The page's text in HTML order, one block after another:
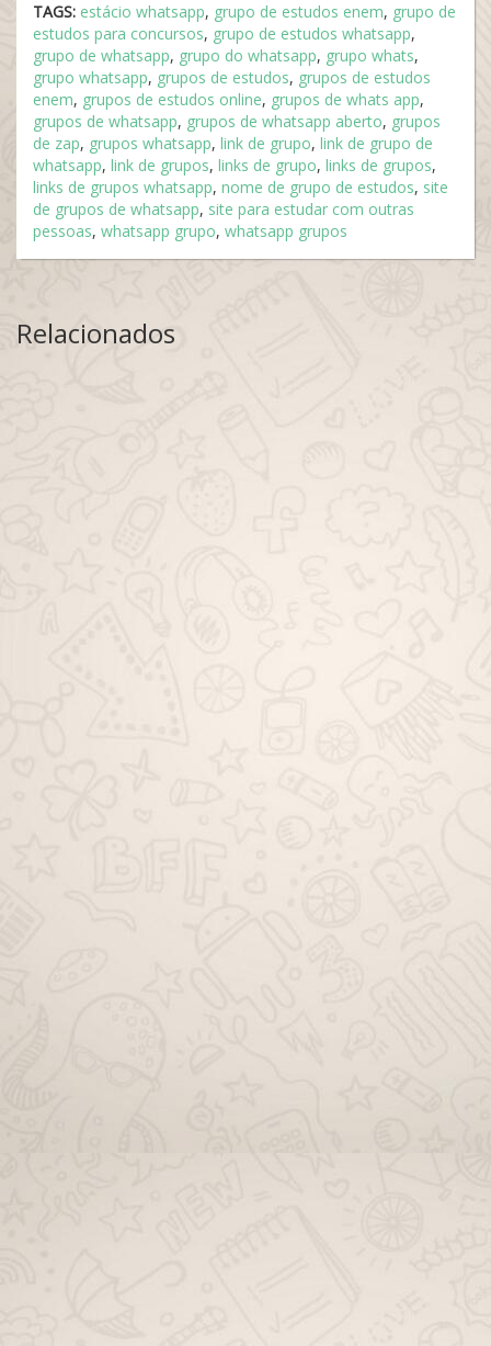
TAGS: estácio whatsapp, grupo de estudos enem, grupo de
estudos para concursos, grupo de estudos whatsapp,
grupo de whatsapp, grupo do whatsapp, grupo whats,
grupo whatsapp, grupos de estudos, grupos de estudos
enem, grupos de estudos online, grupos de whats app,
grupos de whatsapp, grupos de whatsapp aberto, grupos
de zap, grupos whatsapp, link de grupo, link de grupo de
whatsapp, link de grupos, links de grupo, links de grupos,
links de grupos whatsapp, nome de grupo de estudos, site
de grupos de whatsapp, site para estudar com outras
pessoas, whatsapp grupo, whatsapp grupos
Relacionados